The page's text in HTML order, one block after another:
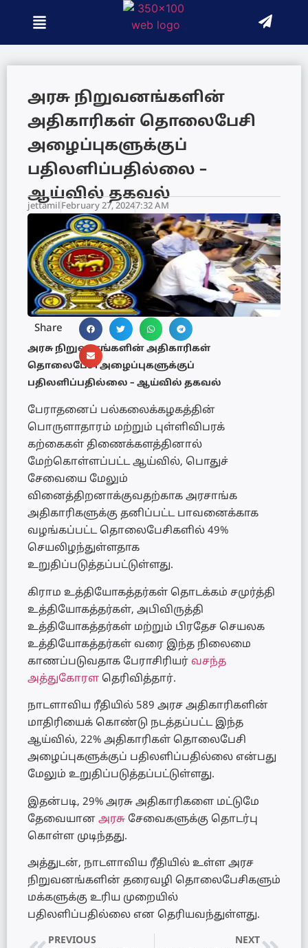
அரசு நிறுவனங்களின்
அதிகாரிகள் தொலைபேசி
அழைப்புகளுக்குப்
பதிலளிப்பதில்லை –
ஆய்வில் தகவல்
jettamilFebruary 27, 20247:32 AM
Share
அரசு நிறுவனங்களின் அதிகாரிகள்
தொலைபேசி அழைப்புகளுக்குப்
பதிலளிப்பதில்லை – ஆய்வில் தகவல்
பேராதனைப் பல்கலைக்கழகத்தின்
பொருளாதாரம் மற்றும் புள்ளிவிபரக்
கற்கைகள் திணைக்களத்தினால்
மேற்கொள்ளப்பட்ட ஆய்வில், பொதுச்
சேவையை மேலும்
வினைத்திறனாக்குவதற்காக அரசாங்க
அதிகாரிகளுக்கு தனிப்பட்ட பாவனைக்காக
வழங்கப்பட்ட தொலைபேசிகளில் 49%
செயலிழந்துள்ளதாக
உறுதிப்படுத்தப்பட்டுள்ளது.
கிராம உத்தியோகத்தர்கள் தொடக்கம் சமுர்த்தி
உத்தியோகத்தர்கள், அபிவிருத்தி
உத்தியோகத்தர்கள் மற்றும் பிரதேச செயலக
உத்தியோகத்தர்கள் வரை இந்த நிலைமை
காணப்படுவதாக பேராசிரியர் வசந்த
அத்துகோரள தெரிவித்தார்.
நாடளாவிய ரீதியில் 589 அரச அதிகாரிகளின்
மாதிரியைக் கொண்டு நடத்தப்பட்ட இந்த
ஆய்வில், 22% அதிகாரிகள் தொலைபேசி
அழைப்புகளுக்குப் பதிலளிப்பதில்லை என்பது
மேலும் உறுதிப்படுத்தப்பட்டுள்ளது.
இதன்படி, 29% அரசு அதிகாரிகளை மட்டுமே
தேவையான அரசு சேவைகளுக்கு தொடர்பு
கொள்ள முடிந்தது.
அத்துடன், நாடளாவிய ரீதியில் உள்ள அரச
நிறுவனங்களின் தரைவழி தொலைபேசிகளும்
மக்களுக்கு உரிய முறையில்
பதிலளிப்பதில்லை என தெரியவந்துள்ளது.
PREVIOUS NEXT